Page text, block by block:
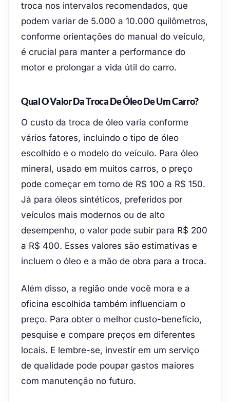
troca nos intervalos recomendados, que
podem variar de 5.000 a 10.000 quilômetros,
conforme orientações do manual do veículo,
é crucial para manter a performance do
motor e prolongar a vida útil do carro.
Qual O Valor Da Troca De Óleo De Um Carro?
O custo da troca de óleo varia conforme
vários fatores, incluindo o tipo de óleo
escolhido e o modelo do veículo. Para óleo
mineral, usado em muitos carros, o preço
pode começar em torno de R$ 100 a R$ 150.
Já para óleos sintéticos, preferidos por
veículos mais modernos ou de alto
desempenho, o valor pode subir para R$ 200
a R$ 400. Esses valores são estimativas e
incluem o óleo e a mão de obra para a troca.
Além disso, a região onde você mora e a
oficina escolhida também influenciam o
preço. Para obter o melhor custo-benefício,
pesquise e compare preços em diferentes
locais. E lembre-se, investir em um serviço
de qualidade pode poupar gastos maiores
com manutenção no futuro.